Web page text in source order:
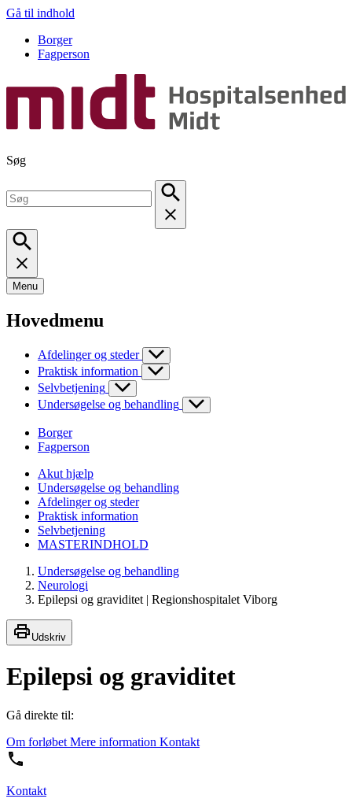
Gå til indhold
Borger
Fagperson
Søg
Menu
Hovedmenu
Afdelinger og steder
Praktisk information
Selvbetjening
Undersøgelse og behandling
Borger
Fagperson
Akut hjælp
Undersøgelse og behandling
Afdelinger og steder
Praktisk information
Selvbetjening
MASTERINDHOLD
Undersøgelse og behandling
Neurologi
Epilepsi og graviditet | Regionshospitalet Viborg
Udskriv
Epilepsi og graviditet
Gå direkte til:
Om forløbet Mere information Kontakt
Kontakt